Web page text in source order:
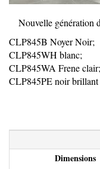
Nouvelle
CLP845B Noyer Noir;
CLP845WH blanc;
CLP845WA Frene clair;
CLP845PE noir brillant
Dimensions